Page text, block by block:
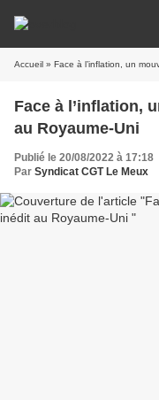
Accueil » Face à l’inflation, un
Face à l’inflation,
au Royaume-Uni
Publié le 20/08/2022 à 17:18
Par Syndicat CGT Le Meux